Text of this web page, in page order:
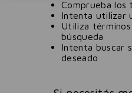
Comprueba los
Intenta utilizar
Utiliza
búsqueda
Intenta buscar
deseado